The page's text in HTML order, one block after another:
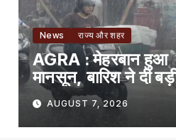
News राज्य और शहर
AGRA : मेहरबान हुआ
मानसून, बारिश ने दी
राहतAUGUST 7, 2026